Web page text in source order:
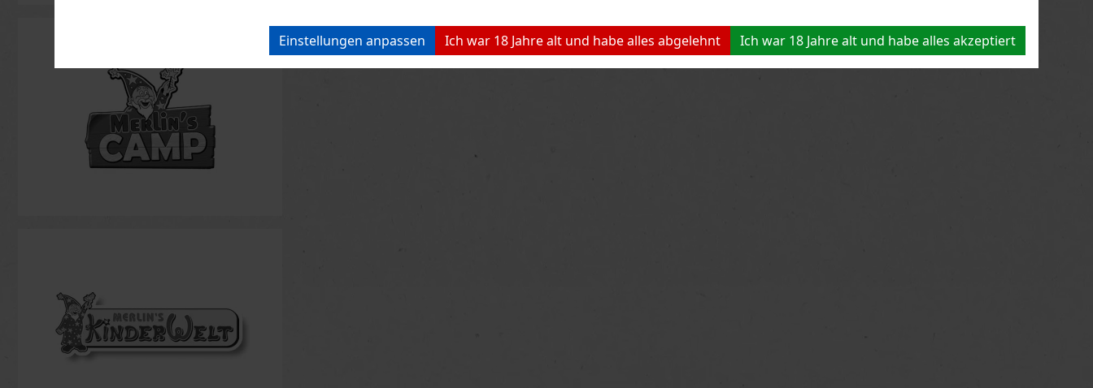
Einstellungen anpassen Ich war 18 Jahre alt und habe alles abgelehnt Ich war 18 Jahre alt und habe alles akzeptiert